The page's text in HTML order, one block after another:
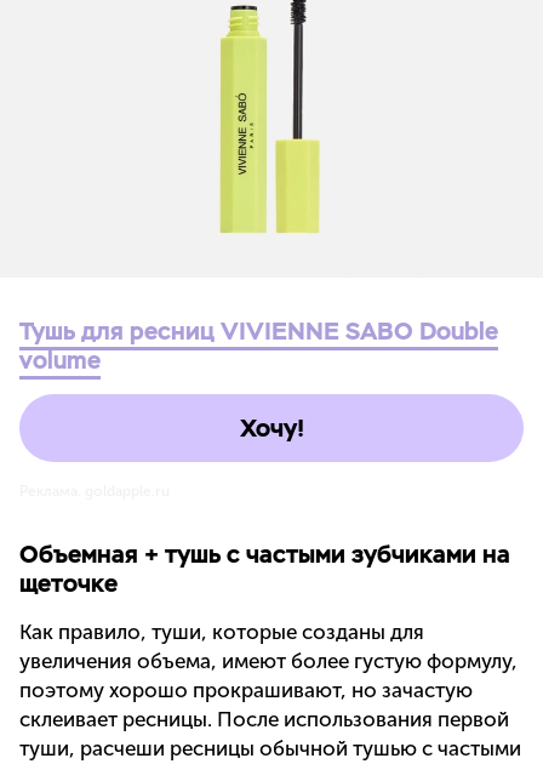
Тушь для ресниц VIVIENNE SABO Double
volume
Хочу!
Объемная + тушь с частыми зубчиками на
щеточке
Как правило, туши, которые созданы для
увеличения объема, имеют более густую формулу,
поэтому хорошо прокрашивают, но зачастую
склеивает ресницы. После использования первой
туши, расчеши ресницы обычной тушью с частыми